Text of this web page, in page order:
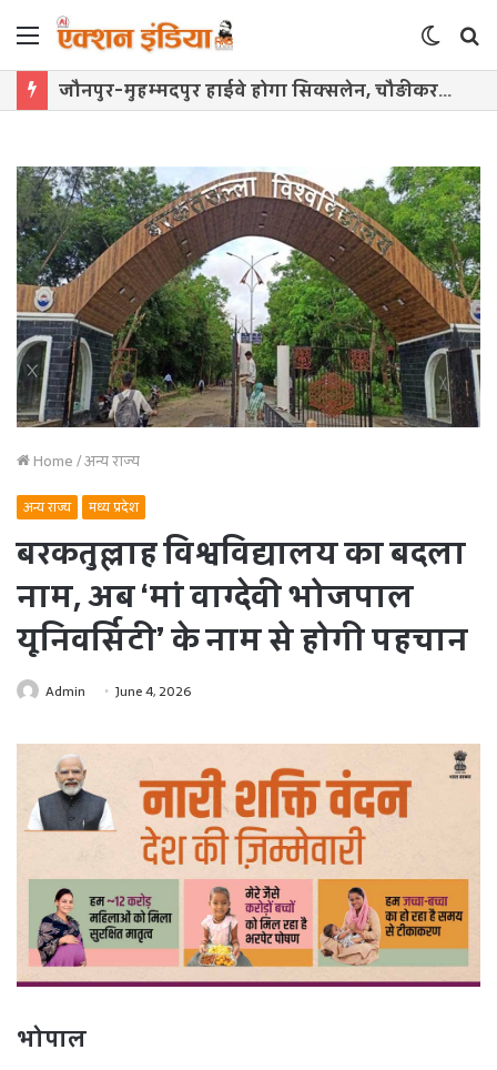
Menu
Switch
skin
जौनपुर-मुहम्मदपुर हाईवे होगा सिक्सलेन, चौड़ीकरण के लिए सर्वे शुरू
Home/अन्य राज्य
अन्य राज्य मध्य प्रदेश
बरकतुल्लाह विश्वविद्यालय का बदला
नाम, अब ‘मां वाग्देवी भोजपाल
यूनिवर्सिटी’ के नाम से होगी पहचान
Admin June 4, 2026
भोपाल